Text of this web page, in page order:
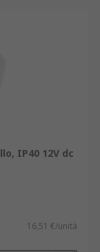
IP40 12V dc
16,51 €/unità